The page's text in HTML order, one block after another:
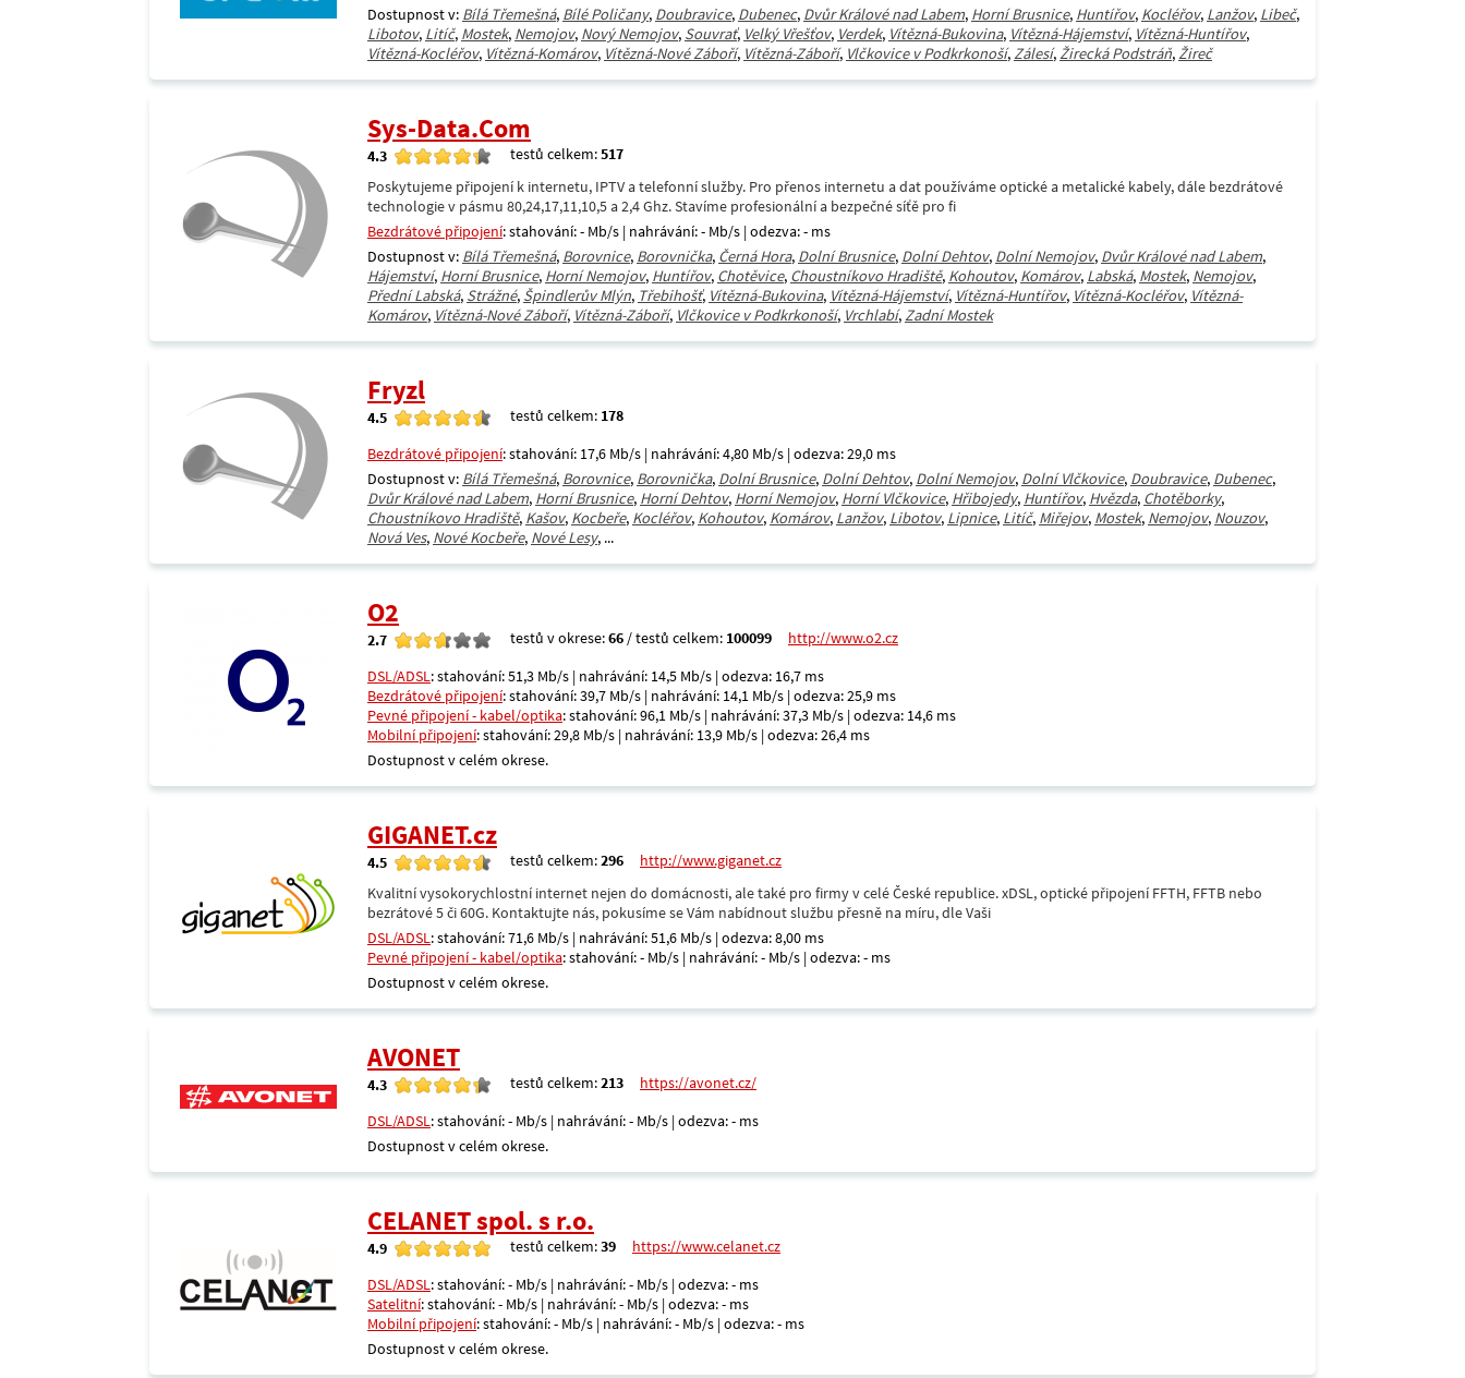
Dostupnost v: Bílá Třemešná, Bílé Poličany, Doubravice, Dubenec, Dvůr Králové nad Labem, Horní Brusnice, Huntířov, Kocléřov, Lanžov, Libeč,
Libotov, Litíč, Mostek, Nemojov, Nový Nemojov, Souvrať, Velký Vřešťov, Verdek, Vítězná-Bukovina, Vítězná-Hájemství, Vítězná-Huntířov,
Vítězná-Kocléřov, Vítězná-Komárov, Vítězná-Nové Záboří, Vítězná-Záboří, Vlčkovice v Podkrkonoší,Zálesí,Žirecká Podstráň,Žireč
Sys-Data.Com
4.3 testů celkem:517
Poskytujeme připojení k internetu, IPTV a telefonní služby. Pro přenos internetu a dat používáme optické a metalické kabely, dále bezdrátové
technologie v pásmu 80,24,17,11,10,5 a 2,4 Ghz. Stavíme profesionální a bezpečné síťě pro fi
Bezdrátové připojení: stahování: - Mb/s | nahrávání: - Mb/s | odezva: - ms
Dostupnost v: Bílá Třemešná, Borovnice, Borovnička, Černá Hora, Dolní Brusnice, Dolní Dehtov, Dolní Nemojov, Dvůr Králové nad Labem,
Hájemství, Horní Brusnice, Horní Nemojov, Huntířov, Chotěvice, Choustníkovo Hradiště, Kohoutov, Komárov, Labská, Mostek, Nemojov,
Přední Labská, Strážné, Špindlerův Mlýn, Třebihošť, Vítězná-Bukovina, Vítězná-Hájemství, Vítězná-Huntířov, Vítězná-Kocléřov, Vítězná-
Komárov, Vítězná-Nové Záboří, Vítězná-Záboří, Vlčkovice v Podkrkonoší, Vrchlabí,Zadní Mostek
Fryzl
4.5 testů celkem: 178
Bezdrátové připojení: stahování: 17,6 Mb/s | nahrávání: 4,80 Mb/s | odezva: 29,0 ms
Dostupnost v: Bílá Třemešná, Borovnice, Borovnička, Dolní Brusnice, Dolní Dehtov, Dolní Nemojov, Dolní Vlčkovice, Doubravice, Dubenec,
Dvůr Králové nad Labem, Horní Brusnice, Horní Dehtov, Horní Nemojov, Horní Vlčkovice, Hřibojedy, Huntířov, Hvězda, Chotěborky,
Choustníkovo Hradiště, Kašov, Kocbeře, Kocléřov, Kohoutov, Komárov, Lanžov, Libotov, Lipnice, Litíč, Miřejov, Mostek, Nemojov, Nouzov,
Nová Ves, Nové Kocbeře, Nové Lesy, ...
O2
2.7 testů v okrese:66 / testů celkem: 100099
http://www.o2.cz
DSL/ADSL: stahování: 51,3 Mb/s | nahrávání: 14,5 Mb/s | odezva: 16,7 ms
Bezdrátové připojení: stahování: 39,7 Mb/s | nahrávání: 14,1 Mb/s | odezva: 25,9 ms
Pevné připojení - kabel/optika: stahování: 96,1 Mb/s | nahrávání: 37,3 Mb/s | odezva: 14,6 ms
Mobilní připojení: stahování: 29,8 Mb/s | nahrávání: 13,9 Mb/s | odezva: 26,4 ms
Dostupnost v celém okrese.
GIGANET.cz
4.5 testů celkem:296
http://www.giganet.cz
Kvalitní vysokorychlostní internet nejen do domácnosti, ale také pro firmy v celé České republice. xDSL, optické připojení FFTH, FFTB nebo
bezrátové 5 či 60G. Kontaktujte nás, pokusíme se Vám nabídnout službu přesně na míru, dle Vaši
DSL/ADSL: stahování: 71,6 Mb/s | nahrávání: 51,6 Mb/s | odezva: 8,00 ms
Pevné připojení - kabel/optika: stahování: - Mb/s | nahrávání: - Mb/s | odezva: - ms
Dostupnost v celém okrese.
AVONET
4.3 testů celkem:213
https://avonet.cz/
DSL/ADSL: stahování: - Mb/s | nahrávání: - Mb/s | odezva: - ms
Dostupnost v celém okrese.
CELANET spol. s r.o.
4.9 testů celkem:39
https://www.celanet.cz
DSL/ADSL: stahování: - Mb/s | nahrávání: - Mb/s | odezva: - ms
Satelitní: stahování: - Mb/s | nahrávání: - Mb/s | odezva: - ms
Mobilní připojení: stahování: - Mb/s | nahrávání: - Mb/s | odezva: - ms
Dostupnost v celém okrese.